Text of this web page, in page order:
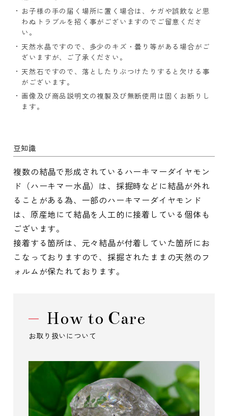
お子様の手の届く場所に置く場合は、ケガや誤飲など思
わぬトラブルを招く事がございますのでご留意くださ
い。
天然水晶ですので、多少のキズ・曇り等がある場合がご
ざいますが、ご了承ください。
天然石ですので、落としたりぶつけたりすると欠ける事
がございます。
画像及び商品説明文の複製及び無断使用は固くお断りし
ます。
豆知識
複数の結晶で形成されているハーキマーダイヤモン
ド（ハーキマー水晶）は、採掘時などに結晶が外れ
ることがある為、一部のハーキマーダイヤモンド
は、原産地にて結晶を人工的に接着している個体も
ございます。
接着する箇所は、元々結晶が付着していた箇所にお
こなっておりますので、採掘されたままの天然のフ
ォルムが保たれております。
How to Care
お取り扱いについて